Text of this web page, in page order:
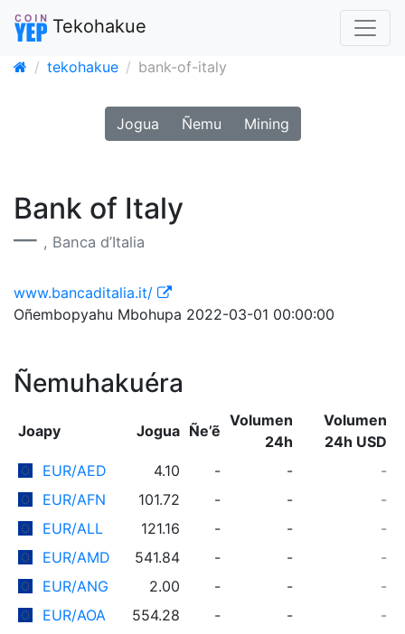
Tekohakue
tekohakue bank-of-italy
Jogua Ñemu Mining
Bank of Italy
, Banca d’Italia
www.bancaditalia.it/
Oñembopyahu Mbohupa 2022-03-01 00:00:00
Ñemuhakuéra
Joapy Jogua Ñe’ẽ
Volumen
24h
Volumen
24h USD
EUR/AED
4.10 - -
-
EUR/AFN
101.72 - -
-
EUR/ALL
121.16 - -
-
EUR/AMD
541.84 - -
-
EUR/ANG
2.00 - -
-
EUR/AOA
554.28 - -
-